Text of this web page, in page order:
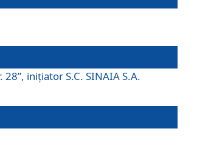
iniţiator S.C. SINAIA S.A.